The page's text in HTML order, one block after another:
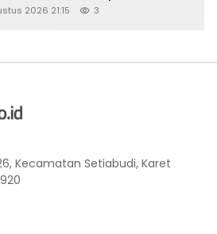
RI Lewat ILT dan IGT Expo
2026 21:15 3
Kecamatan Setiabudi, Karet